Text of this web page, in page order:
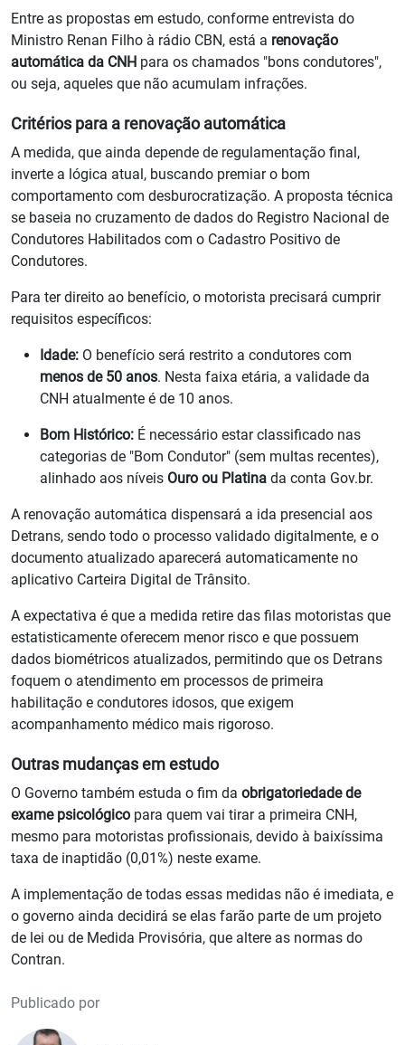
Entre as propostas em estudo, conforme entrevista do
Ministro Renan Filho à rádio CBN, está a renovação
automática da CNH para os chamados "bons condutores",
ou seja, aqueles que não acumulam infrações.
Critérios para a renovação automática
A medida, que ainda depende de regulamentação final,
inverte a lógica atual, buscando premiar o bom
comportamento com desburocratização. A proposta técnica
se baseia no cruzamento de dados do Registro Nacional de
Condutores Habilitados com o Cadastro Positivo de
Condutores.
Para ter direito ao benefício, o motorista precisará cumprir
requisitos específicos:
Idade: O benefício será restrito a condutores com
menos de 50 anos. Nesta faixa etária, a validade da
CNH atualmente é de 10 anos.
Bom Histórico: É necessário estar classificado nas
categorias de "Bom Condutor" (sem multas recentes),
alinhado aos níveis Ouro ou Platina da conta Gov.br.
A renovação automática dispensará a ida presencial aos
Detrans, sendo todo o processo validado digitalmente, e o
documento atualizado aparecerá automaticamente no
aplicativo Carteira Digital de Trânsito.
A expectativa é que a medida retire das filas motoristas que
estatisticamente oferecem menor risco e que possuem
dados biométricos atualizados, permitindo que os Detrans
foquem o atendimento em processos de primeira
habilitação e condutores idosos, que exigem
acompanhamento médico mais rigoroso.
Outras mudanças em estudo
O Governo também estuda o fim da obrigatoriedade de
exame psicológico para quem vai tirar a primeira CNH,
mesmo para motoristas profissionais, devido à baixíssima
taxa de inaptidão (0,01%) neste exame.
A implementação de todas essas medidas não é imediata, e
o governo ainda decidirá se elas farão parte de um projeto
de lei ou de Medida Provisória, que altere as normas do
Contran.
Publicado por